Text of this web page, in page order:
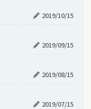
2019/10/15
2019/09/15
2019/08/15
2019/07/15